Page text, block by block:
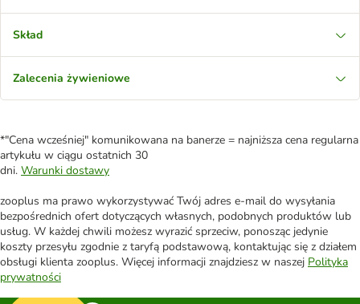
Skład
Zalecenia żywieniowe
*"Cena wcześniej" komunikowana na banerze = najniższa cena regularna
artykułu w ciągu ostatnich 30
dni. Warunki dostawy
zooplus ma prawo wykorzystywać Twój adres e-mail do wysyłania
bezpośrednich ofert dotyczących własnych, podobnych produktów lub
usług. W każdej chwili możesz wyrazić sprzeciw, ponosząc jedynie
koszty przesyłu zgodnie z taryfą podstawową, kontaktując się z działem
obsługi klienta zooplus. Więcej informacji znajdziesz w naszej Polityka
prywatności